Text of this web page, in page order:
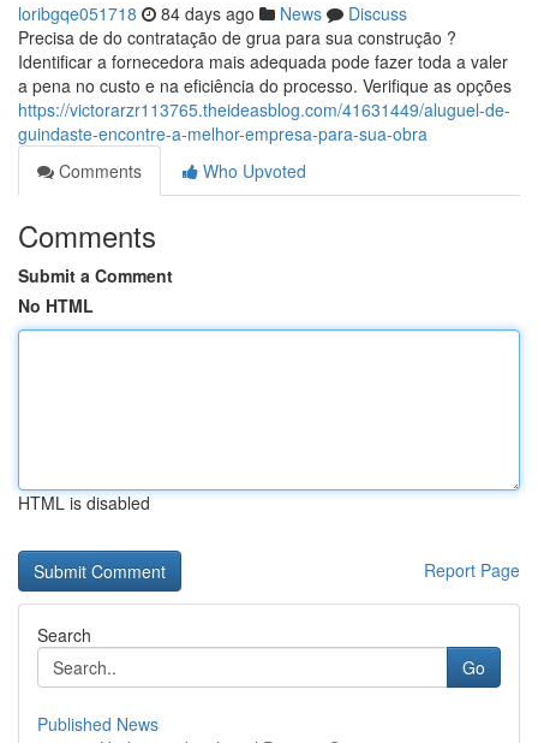
loribgqe051718 84 days ago News
Discuss
Precisa de do contratação de grua para sua construção ?
Identificar a fornecedora mais adequada pode fazer toda a valer
a pena no custo e na eficiência do processo. Verifique as opções
https://victorarzr113765.theideasblog.com/41631449/aluguel-de-
guindaste-encontre-a-melhor-empresa-para-sua-obra
Comments
Who Upvoted
Comments
Submit a Comment
No HTML
HTML is disabled
Report Page
Search
Go
Published News